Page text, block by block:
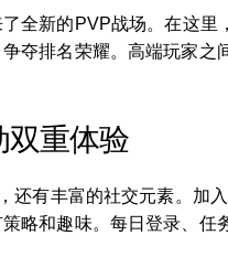
全新的PVP战场。在这
夺排名荣耀。高端玩家
双重体验
还有丰富的社交元素。
略和趣味。每日登录、